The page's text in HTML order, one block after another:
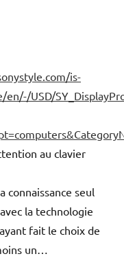
is-
en/-/USD/
au clavier
connaissance seul
la technologie
fait le choix de
un…